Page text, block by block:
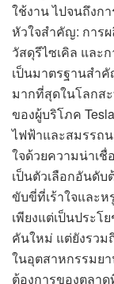
ใช้งาน ไปจนถึงก
หัวใจสำคัญ: การ
วัสดุรีไซเคิล และ
เป็นมาตรฐานสำ
มากที่สุดในโลกส
ของผู้บริโภค
ไฟฟ้าและสมรรถ
ใจด้วยความน่าเ
เป็นตัวเลือกอันดั
ขับขี่ที่เร้าใจและห
เพียงแต่เป็นประ
คันใหม่ แต่ยังรวม
ในอุตสาหกรรมย
ต้องการของตลา